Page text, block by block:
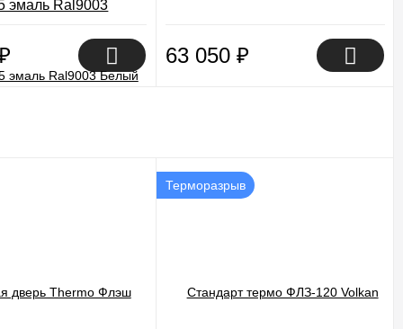
эмаль Ral9003
63 050₽
Терморазрыв